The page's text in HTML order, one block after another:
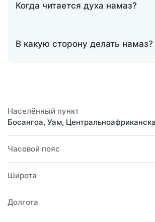
Когда читается духа намаз?
В какую сторону делать намаз?
Населённый пункт
Босангоа, Уам,
Часовой пояс
Широта
Долгота